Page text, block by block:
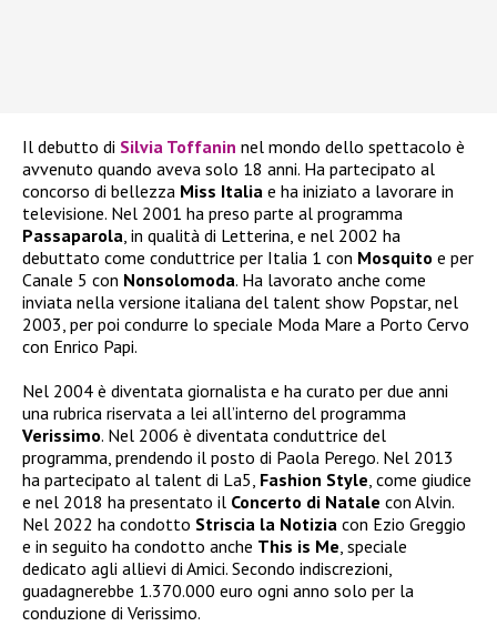
Il debutto di Silvia Toffanin nel mondo dello spettacolo è
avvenuto quando aveva solo 18 anni. Ha partecipato al
concorso di bellezza Miss Italia e ha iniziato a lavorare in
televisione. Nel 2001 ha preso parte al programma
Passaparola, in qualità di Letterina, e nel 2002 ha
debuttato come conduttrice per Italia 1 con Mosquito e per
Canale 5 con Nonsolomoda. Ha lavorato anche come
inviata nella versione italiana del talent show Popstar, nel
2003, per poi condurre lo speciale Moda Mare a Porto Cervo
con Enrico Papi.
Nel 2004 è diventata giornalista e ha curato per due anni
una rubrica riservata a lei all’interno del programma
Verissimo. Nel 2006 è diventata conduttrice del
programma, prendendo il posto di Paola Perego. Nel 2013
ha partecipato al talent di La5, Fashion Style, come giudice
e nel 2018 ha presentato il Concerto di Natale con Alvin.
Nel 2022 ha condotto Striscia la Notizia con Ezio Greggio
e in seguito ha condotto anche This is Me, speciale
dedicato agli allievi di Amici. Secondo indiscrezioni,
guadagnerebbe 1.370.000 euro ogni anno solo per la
conduzione di Verissimo.